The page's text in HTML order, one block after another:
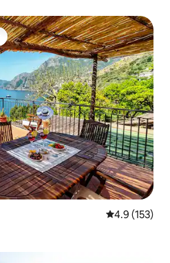
Calificación
4.9 (153)